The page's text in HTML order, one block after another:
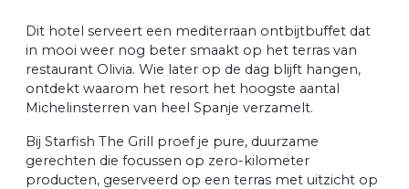
Dit hotel serveert een mediterraan ontbijtbuffet dat
in mooi weer nog beter smaakt op het terras van
restaurant Olivia. Wie later op de dag blijft hangen,
ontdekt waarom het resort het hoogste aantal
Michelinsterren van heel Spanje verzamelt.
Bij Starfish The Grill proef je pure, duurzame
gerechten die focussen op zero-kilometer
producten, geserveerd op een terras met uitzicht op